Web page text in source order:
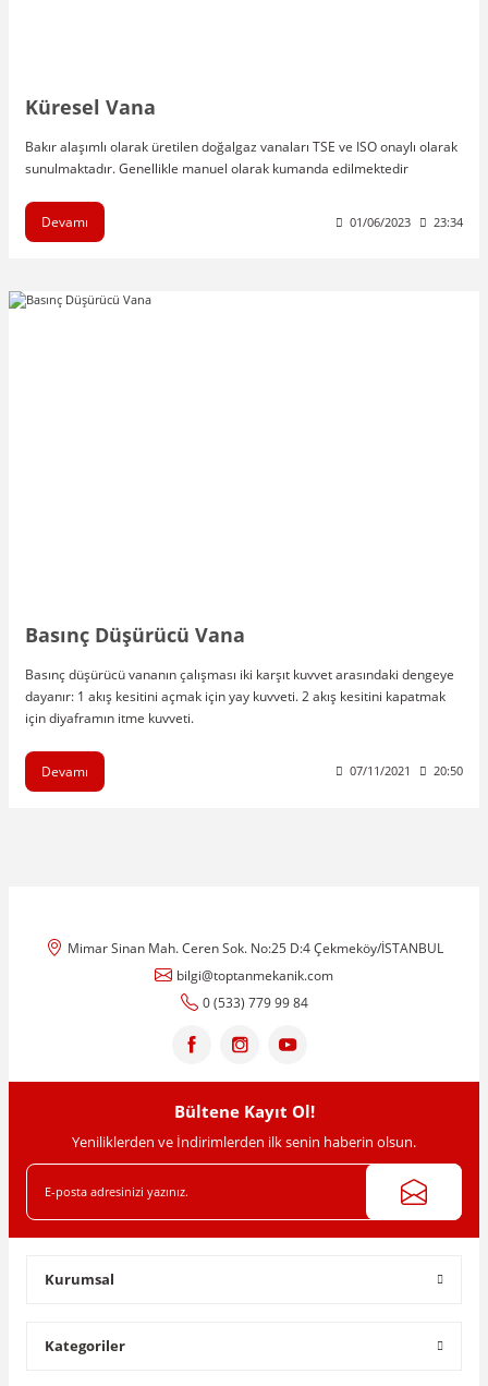
Küresel Vana
Bakır alaşımlı olarak üretilen doğalgaz vanaları TSE ve ISO onaylı olarak
sunulmaktadır. Genellikle manuel olarak kumanda edilmektedir
Devamı 01/06/2023 23:34
Basınç Düşürücü Vana
Basınç düşürücü vananın çalışması iki karşıt kuvvet arasındaki dengeye
dayanır: 1 akış kesitini açmak için yay kuvveti. 2 akış kesitini kapatmak
için diyaframın itme kuvveti.
Devamı 07/11/2021 20:50
Mimar Sinan Mah. Ceren Sok. No:25 D:4 Çekmeköy/İSTANBUL
bilgi@toptanmekanik.com
0 (533) 779 99 84
Bültene Kayıt Ol!
Yeniliklerden ve İndirimlerden ilk senin haberin olsun.
Kurumsal
Kategoriler